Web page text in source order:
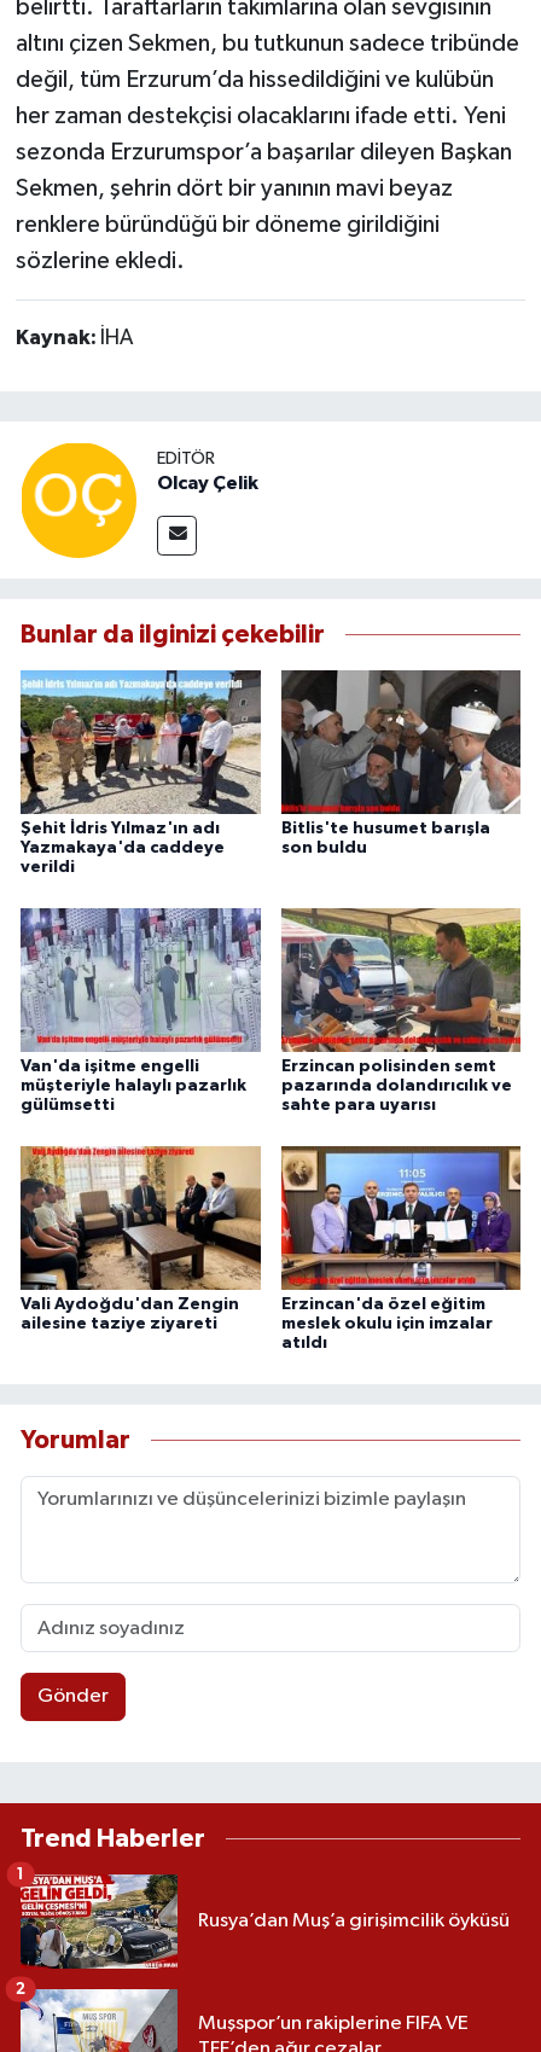
belirtti. Taraftarların takımlarına olan sevgisinin
altını çizen Sekmen, bu tutkunun sadece tribünde
değil, tüm Erzurum’da hissedildiğini ve kulübün
her zaman destekçisi olacaklarını ifade etti. Yeni
sezonda Erzurumspor’a başarılar dileyen Başkan
Sekmen, şehrin dört bir yanının mavi beyaz
renklere büründüğü bir döneme girildiğini
sözlerine ekledi.
Kaynak: İHA
EDITÖR
Olcay Çelik
Bunlar da ilginizi çekebilir
Şehit İdris Yılmaz'ın adı
Yazmakaya'da caddeye
verildi
Bitlis'te husumet barışla
son buldu
Van'da işitme engelli
müşteriyle halaylı pazarlık
gülümsetti
Erzincan polisinden semt
pazarında dolandırıcılık ve
sahte para uyarısı
Vali Aydoğdu'dan Zengin
ailesine taziye ziyareti
Erzincan'da özel eğitim
meslek okulu için imzalar
atıldı
Yorumlar
Gönder
Trend Haberler
Rusya’dan Muş’a girişimcilik öyküsü
1
Muşspor’un rakiplerine FIFA VE
2